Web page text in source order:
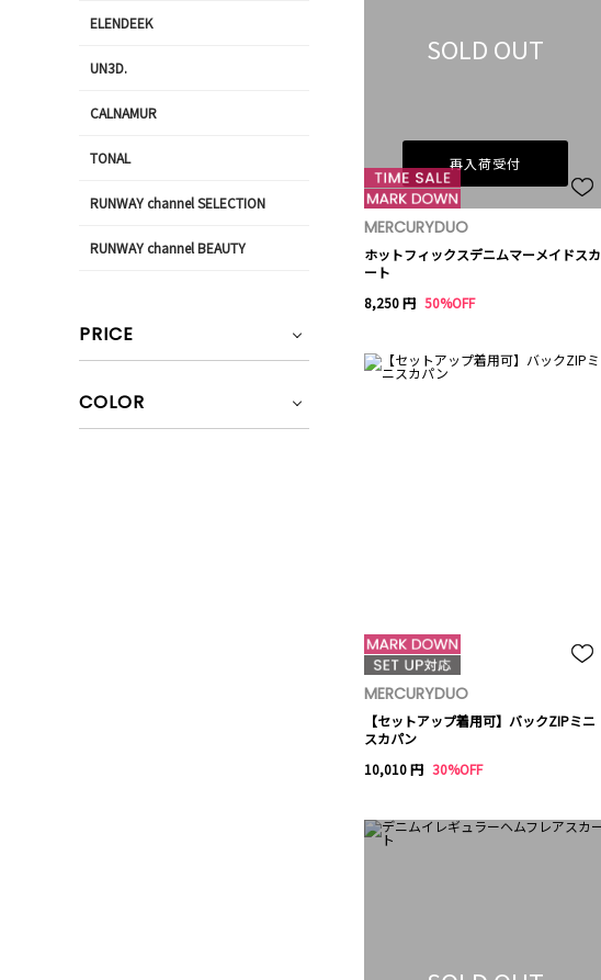
SOLD OUT
再入荷受付
MERCURYDUO
ホットフィックスデニムマーメイドスカ
ート
8,250 円 50%OFF
MERCURYDUO
【セットアップ着用可】バックZIPミニ
スカパン
10,010 円 30%OFF
ELENDEEK
UN3D.
CALNAMUR
TONAL
RUNWAY channel SELECTION
RUNWAY channel BEAUTY
PRICE
COLOR